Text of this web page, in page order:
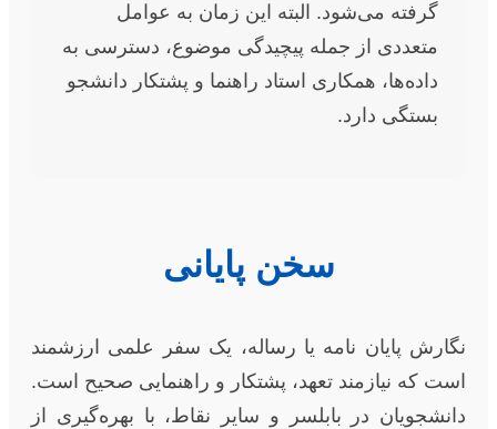
گرفته می‌شود. البته این زمان به عوامل
متعددی از جمله پیچیدگی موضوع، دسترسی به
داده‌ها، همکاری استاد راهنما و پشتکار دانشجو
بستگی دارد.
سخن پایانی
نگارش پایان نامه یا رساله، یک سفر علمی ارزشمند
است که نیازمند تعهد، پشتکار و راهنمایی صحیح است.
دانشجویان در بابلسر و سایر نقاط، با بهره‌گیری از